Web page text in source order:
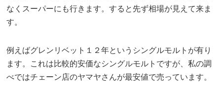
なくスーパーにも行きます。すると先ず相場が見えて来ま
す。
例えばグレンリベット１２年というシングルモルトが有り
ます。これは比較的安価なシングルモルトですが、私の調
べではチェーン店のヤマヤさんが最安値で売っています。